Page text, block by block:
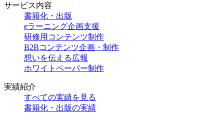
サービス内容
書籍化・出版
eラーニング企画支援
研修用コンテンツ制作
B2Bコンテンツ企画・制作
想いを伝える広報
ホワイトペーパー制作
実績紹介
すべての実績を見る
書籍化・出版の実績